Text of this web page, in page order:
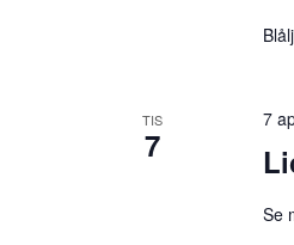
TIS
7
7
Se